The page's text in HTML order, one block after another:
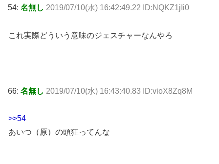
54: 名無し 2019/07/10(水) 16:42:49.22 ID:NQKZ1jIi0
これ実際どういう意味のジェスチャーなんやろ
66: 名無し 2019/07/10(水) 16:43:40.83 ID:vioX8Zq8M
>>54
あいつ（原）の頭狂ってんな